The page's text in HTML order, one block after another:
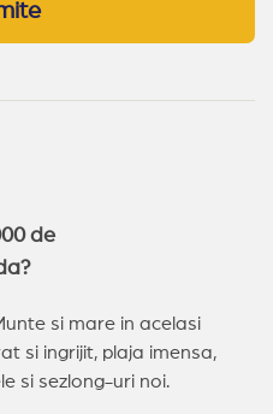
de
si mare in acelasi
si ingrijit, plaja imensa,
si sezlong-uri noi.